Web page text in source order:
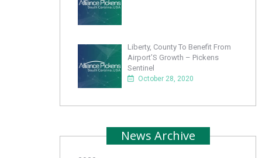
Liberty, County To Benefit From
Airport’S Growth – Pickens
Sentinel
October 28, 2020
News Archive